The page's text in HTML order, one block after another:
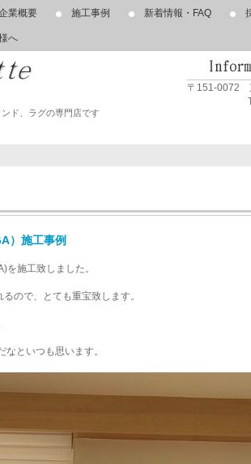
ド、ラグの専門店です
〒151-0072
TEL：
業概要 施工事例 新着情報・FAQ
へ
）施工事例
を施工致しました。
ので、とても重宝致します。
といつも思います。